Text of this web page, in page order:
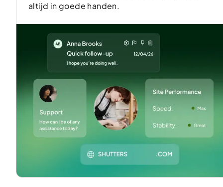
altijd in goede handen.